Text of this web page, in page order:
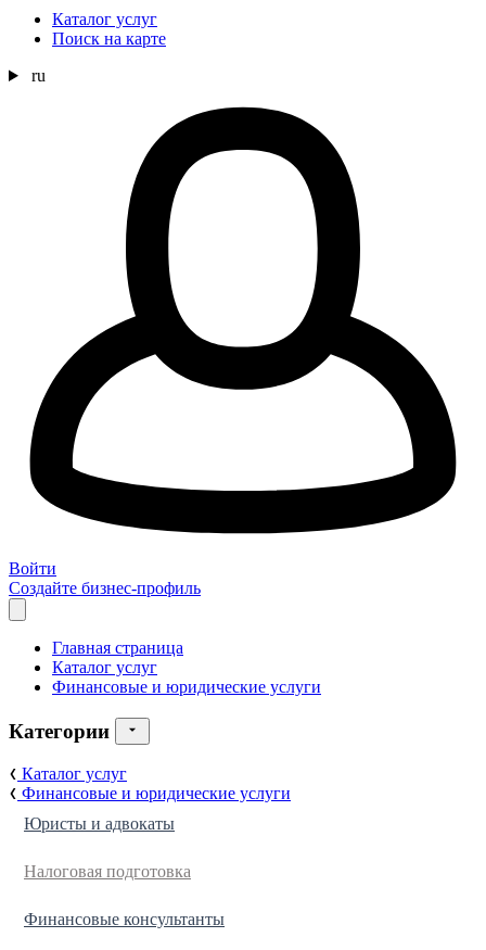
Каталог услуг
Поиск на карте
ru
Войти
Создайте бизнес-профиль
Главная страница
Каталог услуг
Финансовые и юридические услуги
Категории
Каталог услуг
Финансовые и юридические услуги
Юристы и адвокаты
Налоговая подготовка
Финансовые консультанты